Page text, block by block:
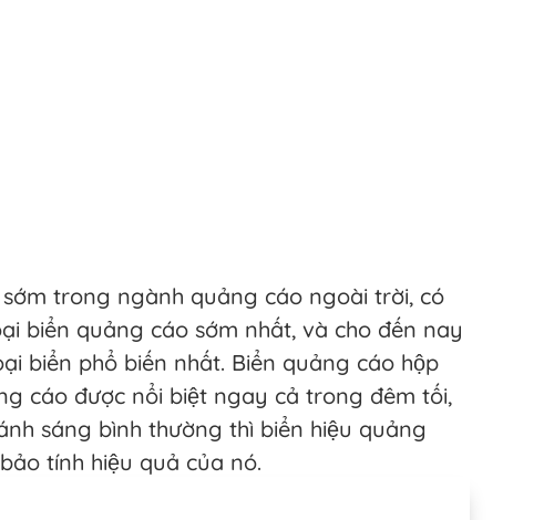
trong ngành quảng cáo ngoài trời, có
biển quảng cáo sớm nhất, và cho đến nay
biển phổ biến nhất. Biển quảng cáo hộp
cáo được nổi biệt ngay cả trong đêm tối,
sáng bình thường thì biển hiệu quảng
tính hiệu quả của nó.